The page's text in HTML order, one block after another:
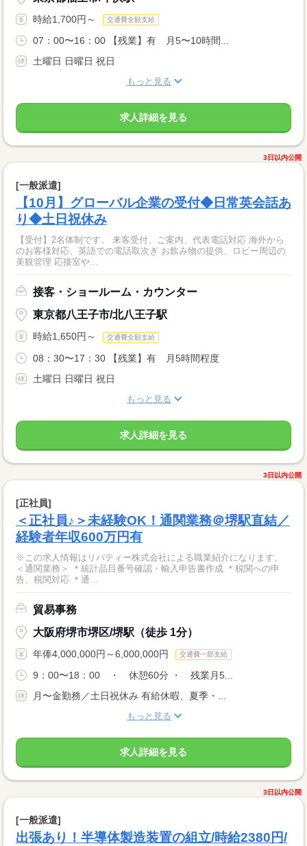
時給1,700円～ 交通費全額支給
07：00〜16：00 【残業】有 月5〜10時間...
土曜日 日曜日 祝日
もっと見る
求人詳細を見る
3日以内公開
[一般派遣]
【10月】グローバル企業の受付◆日常英会話あ
り◆土日祝休み
【受付】2名体制です。 来客受付、ご案内、代表電話対応 海外から
のお客様対応、英語での電話取次ぎ お飲み物の提供、ロビー周辺の
美観管理 応接室や...
接客・ショールーム・カウンター
東京都八王子市/北八王子駅
時給1,650円～ 交通費全額支給
08：30〜17：30 【残業】有 月5時間程度
土曜日 日曜日 祝日
もっと見る
求人詳細を見る
3日以内公開
[正社員]
＜正社員♪＞未経験OK！通関業務＠堺駅直結／
経験者年収600万円有
※この求人情報はリバティー株式会社による職業紹介になります。
＜通関業務＞ ＊統計品目番号確認・輸入申告書作成 ＊税関への申
告、税関対応 ＊通...
貿易事務
大阪府堺市堺区/堺駅（徒歩 1分）
年俸4,000,000円～6,000,000円 交通費一部支給
9：00〜18：00 ・ 休憩60分 ・ 残業月5...
月〜金勤務／土日祝休み 有給休暇、夏季・...
もっと見る
求人詳細を見る
3日以内公開
[一般派遣]
出張あり！半導体製造装置の組立/時給2380円/